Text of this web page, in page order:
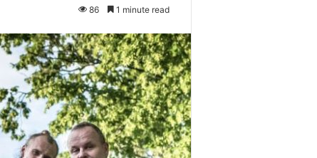
86 1 minute read